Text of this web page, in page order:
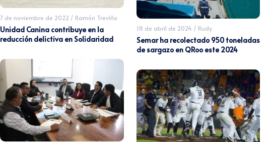
7 de noviembre de 2022 / Ramón Treviño
Unidad Canina contribuye en la
reducción delictiva en Solidaridad
18 de abril de 2024 / Rudy
Semar ha recolectado 950 toneladas
de sargazo en QRoo este 2024